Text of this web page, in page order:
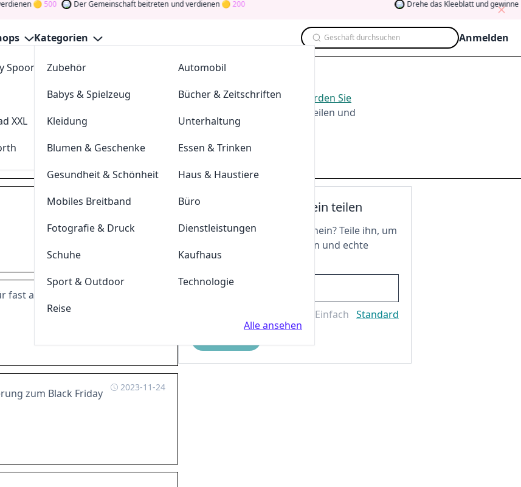
500 Der Gemeinschaft beitreten und verdienen 200 Drehe das Kleeblatt und gewinne 5
Spoon
sportdeal24
XXL
Parkettkaiser
Kategorien
Zubehör
Automobil
Babys & Spielzeug
Bücher & Zeitschriften
Kleidung
Unterhaltung
Blumen & Geschenke
Essen & Trinken
Gesundheit & Schönheit
Haus & Haustiere
Mobiles Breitband
Büro
Fotografie & Druck
Dienstleistungen
Schuhe
Kaufhaus
Sport & Outdoor
Technologie
Reise
Alle ansehen
Geschäft durchsuchen Anmelden
Gutscheine August 2026
für die bestenPerform Better-Angebote im Aug. 2026
Werden Sie
und verdienen Sie Tokens, indem Sie durch Abstimmen, Testen, Teilen und
Sie den Glücksklee und gewinnen Sie Geld
perform-better.de
alles im Shop
2023-11-24
zum Black Friday
Deinen Gutschein teilen
Hast du einen tollen Gutschein? Teile ihn, um
Token freizuschalten und echte
Geldprämien zu genießen!
Einfach Standard